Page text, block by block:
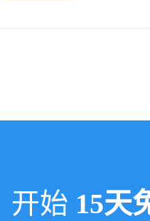
开始 15天